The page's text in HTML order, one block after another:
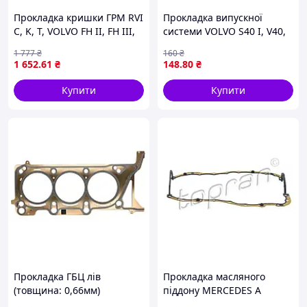
Прокладка кришки ГРМ RVI
C, K, T, VOLVO FH II, FH III,
D13A420-DXi13520 01.10-
ELRING 278.080
1 652.61 ₴
1 777₴
Купити
Прокладка випускної
системи VOLVO S40 I, V40,
PONY / EXCEL, S, SONATA II,
MITSUBISHI CARISMA, COLT
II,
148.80 ₴
160₴
Купити
Прокладка ГБЦ лів
(товщина: 0,66мм)
Прокладка масляного
піддону MERCEDES A